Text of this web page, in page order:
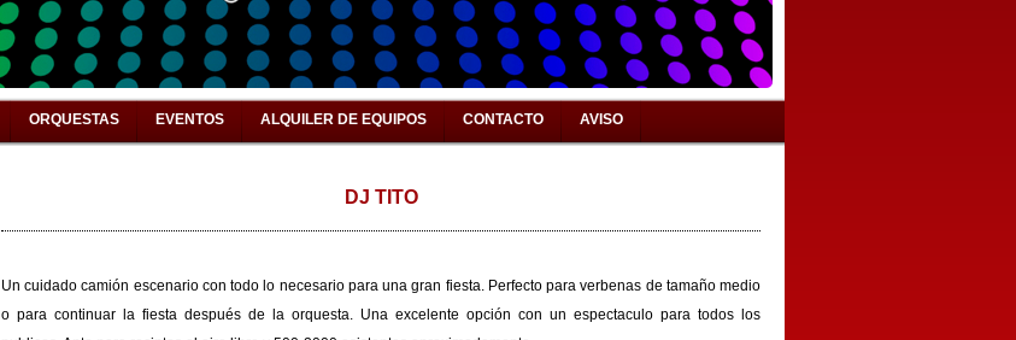
ORQUESTAS EVENTOS ALQUILER DE EQUIPOS CONTACTO AVISO
DJ TITO
Un cuidado camión escenario con todo lo necesario para una gran fiesta. Perfecto para verbenas de tamaño medio
o para continuar la fiesta después de la orquesta. Una excelente opción con un espectaculo para todos los